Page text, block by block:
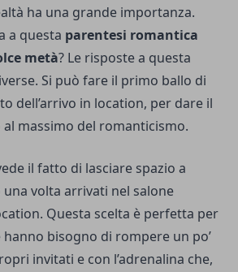
ha una grande importanza.
a questa parentesi romantica
metà? Le risposte a questa
Si può fare il primo ballo di
dell’arrivo in location, per dare il
massimo del romanticismo.
il fatto di lasciare spazio a
volta arrivati nel salone
Questa scelta è perfetta per
bisogno di rompere un po’
invitati e con l’adrenalina che,